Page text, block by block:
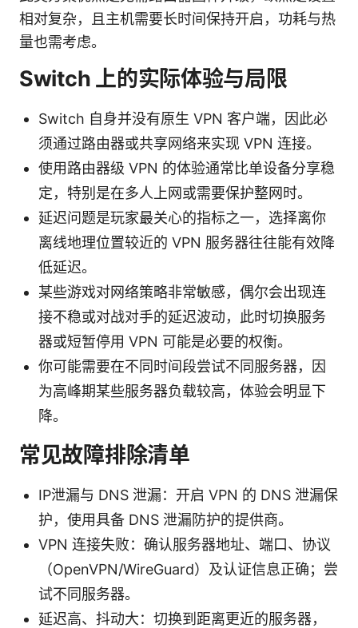
相对复杂，且主机需要长时间保持开启，功耗与热
量也需考虑。
Switch 上的实际体验与局限
Switch 自身并没有原生 VPN 客户端，因此必
须通过路由器或共享网络来实现 VPN 连接。
使用路由器级 VPN 的体验通常比单设备分享稳
定，特别是在多人上网或需要保护整网时。
延迟问题是玩家最关心的指标之一，选择离你
离线地理位置较近的 VPN 服务器往往能有效降
低延迟。
某些游戏对网络策略非常敏感，偶尔会出现连
接不稳或对战对手的延迟波动，此时切换服务
器或短暂停用 VPN 可能是必要的权衡。
你可能需要在不同时间段尝试不同服务器，因
为高峰期某些服务器负载较高，体验会明显下
降。
常见故障排除清单
IP泄漏与 DNS 泄漏：开启 VPN 的 DNS 泄漏保
护，使用具备 DNS 泄漏防护的提供商。
VPN 连接失败：确认服务器地址、端口、协议
（OpenVPN/WireGuard）及认证信息正确；尝
试不同服务器。
延迟高、抖动大：切换到距离更近的服务器，